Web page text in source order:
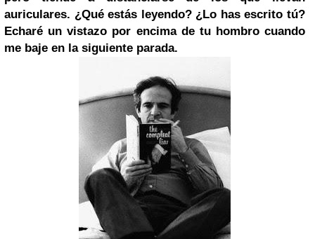
auriculares. ¿Qué estás leyendo? ¿Lo has escrito tú?
Echaré un vistazo por encima de tu hombro cuando
me baje en la siguiente parada.